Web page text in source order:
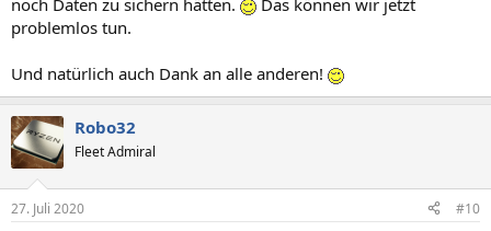
noch Daten zu sichern hätten.
Das können wir jetzt
problemlos tun.
Und natürlich auch Dank an alle anderen!
Robo32
Fleet Admiral
27. Juli 2020 #10